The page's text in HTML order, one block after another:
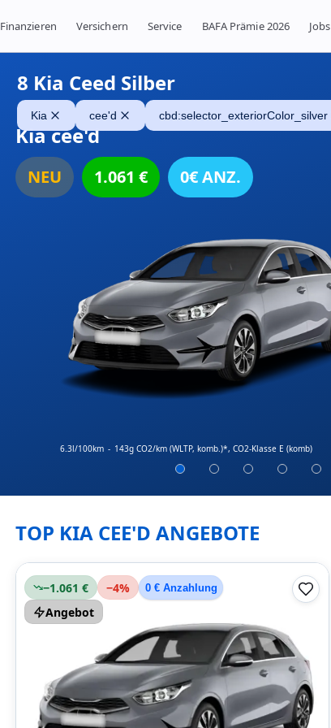
Finanzieren Versichern Service BAFA Prämie 2026 Jobs
8 Kia Ceed Silber
Kia cee'd cbd:selector_exteriorColor_silver
Kia cee'd
NEU 1.061 € 0€ ANZ.
6.3l/100km - 143g CO2/km (WLTP, komb.)*, CO2-Klasse E (komb)
TOP KIA CEE'D ANGEBOTE
−1.061 € −4% 0 € Anzahlung
Angebot